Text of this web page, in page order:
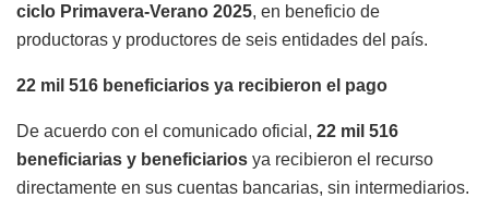
ciclo Primavera-Verano 2025, en beneficio de
productoras y productores de seis entidades del país.
22 mil 516 beneficiarios ya recibieron el pago
De acuerdo con el comunicado oficial, 22 mil 516
beneficiarias y beneficiarios ya recibieron el recurso
directamente en sus cuentas bancarias, sin intermediarios.